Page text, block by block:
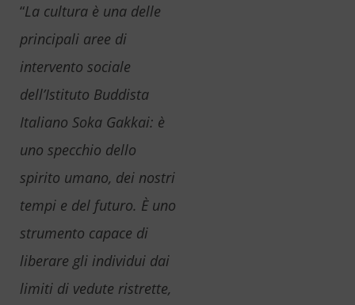
“La cultura è una delle
principali aree di
intervento sociale
dell’Istituto Buddista
Italiano Soka Gakkai: è
uno specchio dello
spirito umano, dei nostri
tempi e del futuro. È uno
strumento capace di
liberare gli individui dai
limiti di vedute ristrette,